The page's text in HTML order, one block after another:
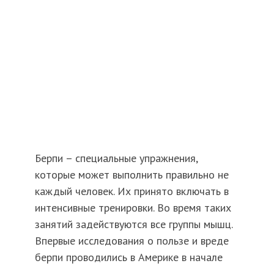
Берпи – специальные упражнения,
которые может выполнить правильно не
каждый человек. Их принято включать в
интенсивные тренировки. Во время таких
занятий задействуются все группы мышц.
Впервые исследования о пользе и вреде
берпи проводились в Америке в начале